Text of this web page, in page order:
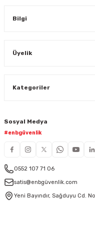
Bilgi
Üyelik
Kategoriler
Sosyal Medya
#enbgüvenlik
0552 107 71 06
satis@enbgüvenlik.com
Yeni Bayındır, Sağduyu Cd.